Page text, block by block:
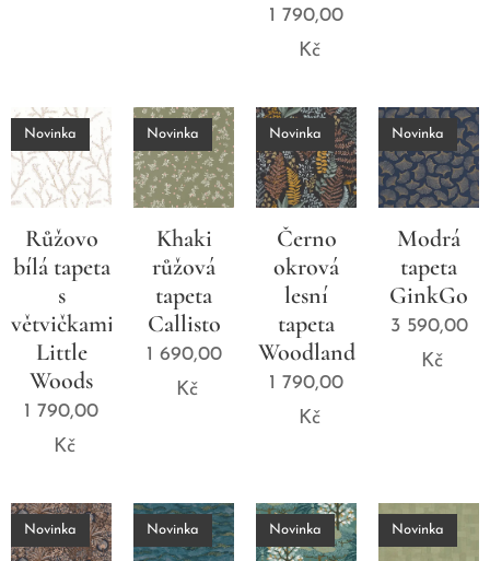
1 790,00
Kč
Růžovo
bílá tapeta
s
větvičkami
Little
Woods
Novinka
1 790,00
Kč
Khaki
růžová
tapeta
Callisto
Novinka
1 690,00
Kč
Černo
okrová
lesní
tapeta
Woodland
Novinka
1 790,00
Kč
Modrá
tapeta
GinkGo
Novinka
3 590,00
Kč
Novinka Novinka Novinka Novinka